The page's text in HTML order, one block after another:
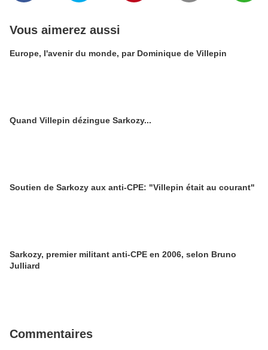
Vous aimerez aussi
Europe, l'avenir du monde, par Dominique de Villepin
Quand Villepin dézingue Sarkozy...
Soutien de Sarkozy aux anti-CPE: "Villepin était au courant"
Sarkozy, premier militant anti-CPE en 2006, selon Bruno
Julliard
Commentaires